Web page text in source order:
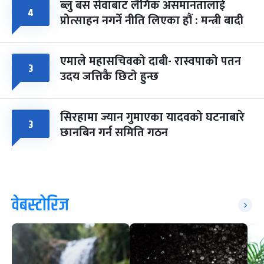
४ ब्लु बस सेवाबाट लैंगिक असमानतालाई
प्रोत्साहन नगर्ने नीति लिएका हौं : मन्त्री बादी
३ एमाले महासचिवको दाबी- रास्वपाको पतन
उदय जत्तिकै छिटो हुन्छ
३ सिरहामा ज्यान गुमाएका यादवको घटनाबारे
छानबिन गर्न समिति गठन
वेबस्टोरिज